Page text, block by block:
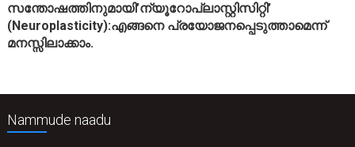
സന്തോഷത്തിനുമായി’ന്യൂറോപ്ലാസ്റ്റിസിറ്റി’
(Neuroplasticity):എങ്ങനെ പ്രയോജനപ്പെടുത്താമെന്ന്
മനസ്സിലാക്കാം.
Nammude naadu